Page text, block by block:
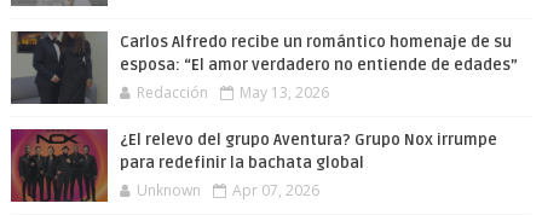
Carlos Alfredo recibe un romántico homenaje de su
esposa: “El amor verdadero no entiende de edades”
Redacción May 13, 2026
¿El relevo del grupo Aventura? Grupo Nox irrumpe
para redefinir la bachata global
Unknown Apr 07, 2026